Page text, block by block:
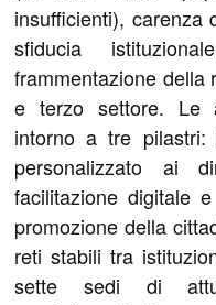
insufficienti), carenza
sfiducia
frammentazione della
e terzo settore. Le
intorno a tre pilastri:
personalizzato ai
facilitazione digitale
promozione della
reti stabili tra
sette sedi di